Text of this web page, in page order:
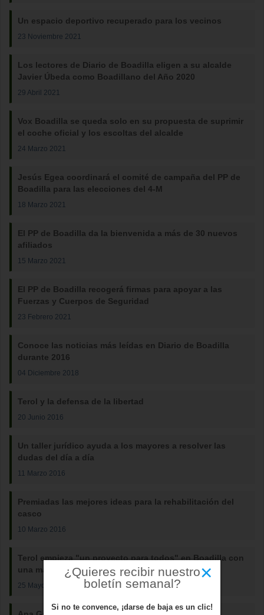
Un espacio deportivo recuperado para los vecinos
23 Noviembre 2021
Los lectores de Diario de Boadilla eligen a su alcalde
Javier Úbeda como Boadillano del Año 2020
29 Abril 2021
Vox Boadilla se queda solo en su propuesta de suprimir
el coche oficial y los escoltas del alcalde
24 Marzo 2021
Jesús Egea coordinará el comité de campaña del PP de
Boadilla para las elecciones del 4-M
18 Marzo 2021
El PP de Boadilla da la bienvenida a más de 30 nuevos
afiliados
15 Marzo 2021
El PP de Boadilla recogerá firmas para apoyar a las
Fuerzas y Cuerpos de Seguridad
23 Febrero 2021
Conoce las noticias más leídas en Diario de Boadilla
durante 2016
04 Diciembre 2018
Terol y la defensa de la libertad
20 Junio 2016
Un taller jurídico ayuda a los mayores a resolver las
dudas del día a día
11 Marzo 2016
Premiadas las mejores ideas para la rehabilitación del
casco
10 Marzo 2016
Terol empieza "un proyecto para todos" en Boadilla con
una mayoría más absoluta
25 Mayo 2015
×
¿Quieres recibir nuestro
boletín semanal?
Si no te convence, ¡darse de baja es un clic!